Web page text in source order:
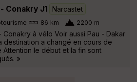
Conakry J1 Narcastet
86 km 2200 m
Conakry à vélo Voir aussi Pau - Dakar
destination a changé en cours de
Attention le début et la fin sont
»